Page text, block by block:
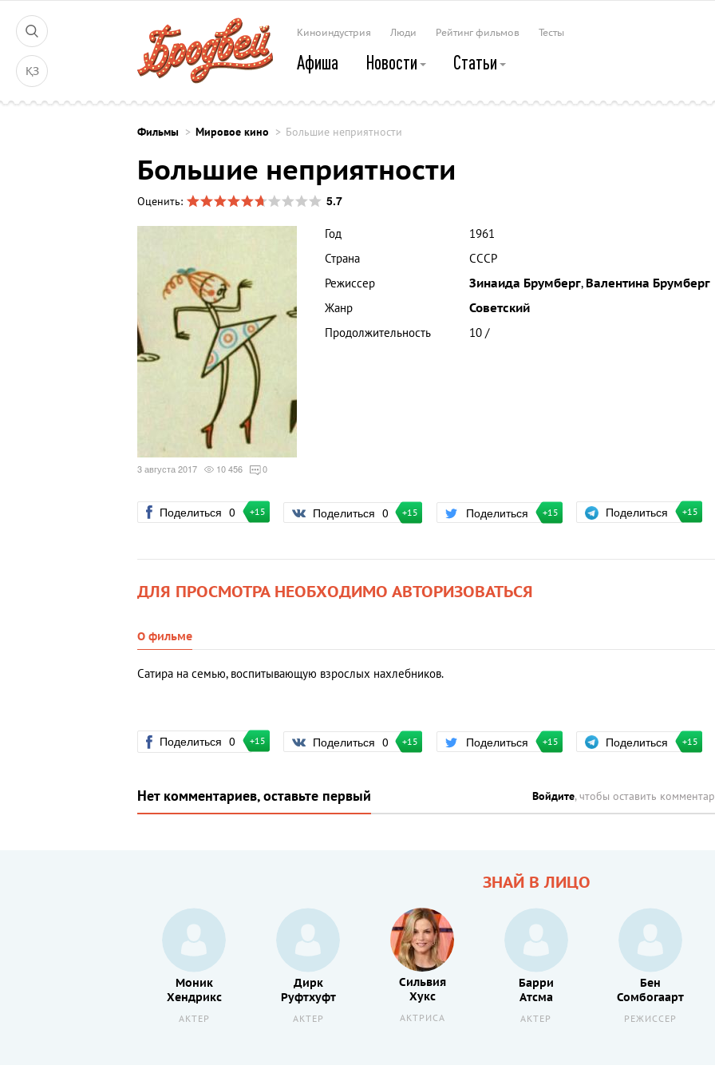
ҚЗ
Киноиндустрия Люди Рейтинг фильмов Тесты
Афиша Новости Статьи
Фильмы Мировое кино Большие неприятности
Большие неприятности
Оценить: 5.7
3 августа 2017 10 456 0
Год
1961
Страна
СССР
Режиссер
Зинаида Брумберг, Валентина Брумберг
Жанр
Советский
Продолжительность
10 /
Поделиться 0 +15 Поделиться 0 +15 Поделиться +15 Поделиться +15
ДЛЯ ПРОСМОТРА НЕОБХОДИМО АВТОРИЗОВАТЬСЯ
О фильме
Сатира на семью, воспитывающую взрослых нахлебников.
Поделиться 0 +15 Поделиться 0 +15 Поделиться +15 Поделиться +15
Нет комментариев, оставьте первый Войдите, чтобы оставить
ЗНАЙ В ЛИЦО
Моник
Хендрикс
АКТЕР
Дирк
Руфтхуфт
АКТЕР
Сильвия
Хукс
АКТРИСА
Барри
Атсма
АКТЕР
Бен
Сомбогаарт
РЕЖИССЕР